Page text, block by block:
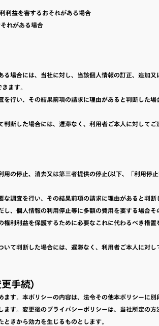
利益を害するおそれがある場合
れがある場合
場合には、当社に対し、当該個人情報の訂正、追加又
ます。
行い、その結果前項の請求に理由があると判断した場
断した場合には、遅滞なく、利用者ご本人に対してご
の停止、消去又は第三者提供の停止(以下、「利用停止
調査を行い、その結果前項の請求に理由があると判断
、個人情報の利用停止等に多額の費用を要する場合そ
利利益を保護するために必要なこれに代わるべき措置
て判断した場合には、遅滞なく、利用者ご本人に対し
手続)
す。本ポリシーの内容は、法令その他本ポリシーに別
す。変更後のプライバシーポリシーは、当社所定の方
きから効力を生じるものとします。